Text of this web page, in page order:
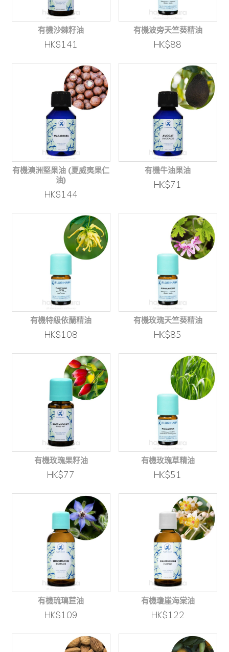
有機沙棘籽油
HK$141
有機波旁天竺葵精油
HK$88
有機澳洲堅果油 (夏威夷果仁
油)
HK$144
有機牛油果油
HK$71
有機特級依蘭精油
HK$108
有機玫瑰天竺葵精油
HK$85
有機玫瑰果籽油
HK$77
有機玫瑰草精油
HK$51
有機琉璃苣油
HK$109
有機瓊崖海棠油
HK$122